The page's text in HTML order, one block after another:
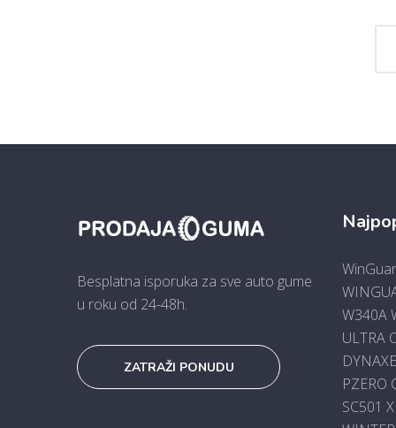
Besplatna isporuka za sve auto gume
u roku od 24-48h.
ZATRAŽI PONUDU
W340A
ULTRA
PZERO
SC501